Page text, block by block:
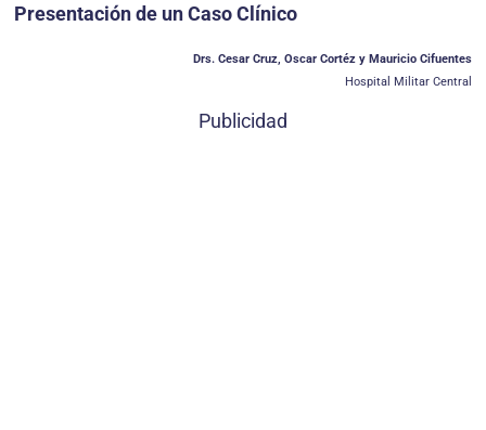
Presentación de un Caso Clínico
Drs. Cesar Cruz, Oscar Cortéz y Mauricio Cifuentes
Hospital Militar Central
Publicidad